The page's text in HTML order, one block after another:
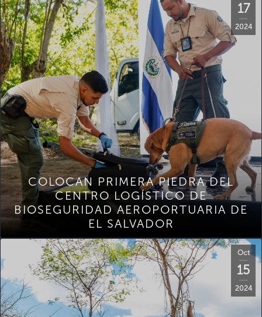
17
2024
COLOCAN PRIMERA PIEDRA DEL
CENTRO LOGÍSTICO DE
BIOSEGURIDAD AEROPORTUARIA DE
EL SALVADOR
Oct
15
2024